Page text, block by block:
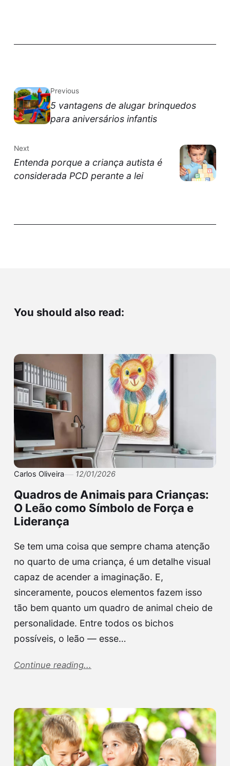
Previous
5 vantagens de alugar brinquedos
para aniversários infantis
Next
Entenda porque a criança autista é
considerada PCD perante a lei
You should also read:
Carlos Oliveira 12/01/2026
Quadros de Animais para Crianças:
O Leão como Símbolo de Força e
Liderança
Se tem uma coisa que sempre chama atenção
no quarto de uma criança, é um detalhe visual
capaz de acender a imaginação. E,
sinceramente, poucos elementos fazem isso
tão bem quanto um quadro de animal cheio de
personalidade. Entre todos os bichos
possíveis, o leão — esse…
Continue reading...